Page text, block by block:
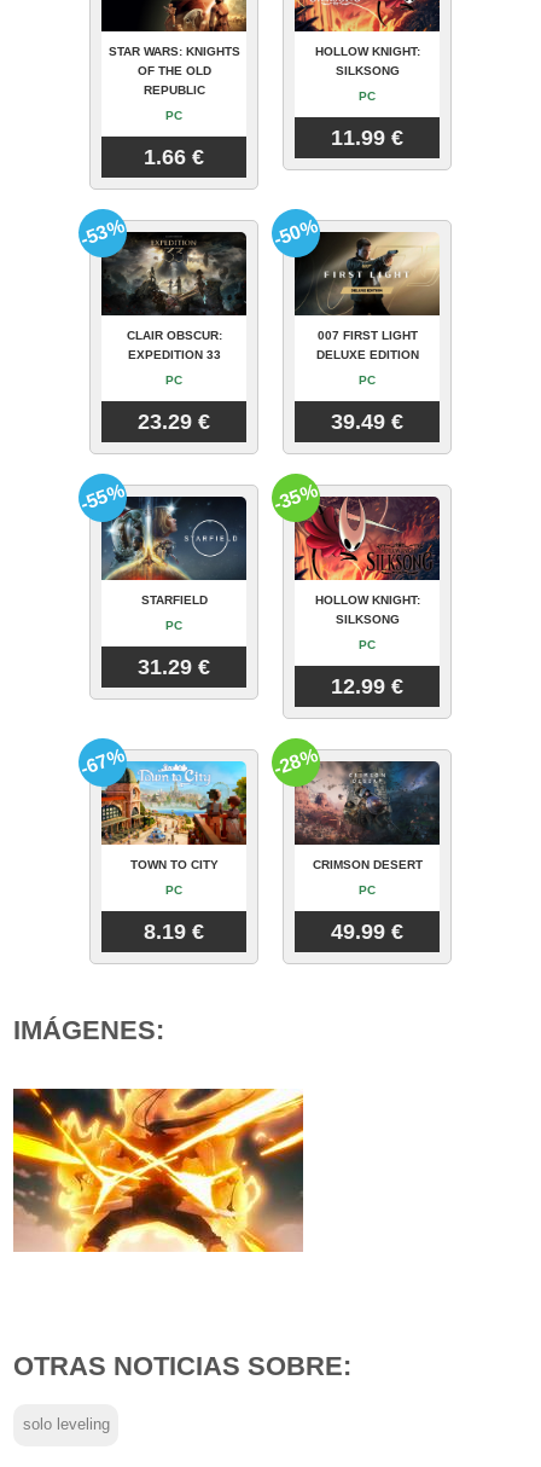
STAR WARS: KNIGHTS
OF THE OLD
REPUBLIC
PC
1.66 €
HOLLOW KNIGHT:
SILKSONG
PC
11.99 €
CLAIR OBSCUR:
EXPEDITION 33
PC
23.29 €
-53%
007 FIRST LIGHT
DELUXE EDITION
PC
39.49 €
-50%
STARFIELD
PC
31.29 €
-55%
HOLLOW KNIGHT:
SILKSONG
PC
12.99 €
-35%
TOWN TO CITY
PC
8.19 €
-67%
CRIMSON DESERT
PC
49.99 €
-28%
IMÁGENES:
OTRAS NOTICIAS SOBRE:
solo leveling